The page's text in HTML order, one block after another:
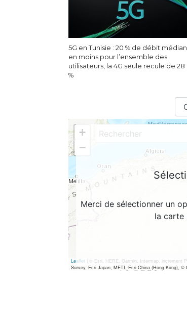
5G en Tunisie : 20 % de débit médian
en moins pour l’ensemble des
utilisateurs, la 4G seule recule de 28
%